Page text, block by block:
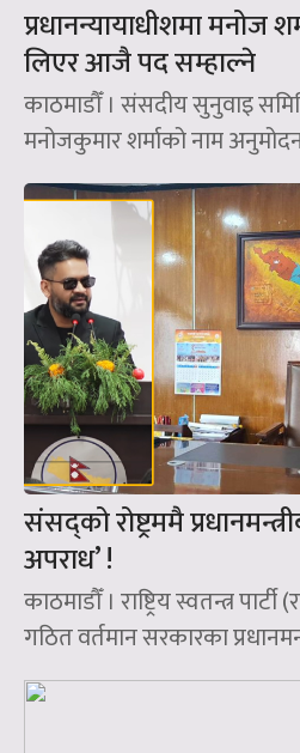
प्रधानन्यायाधीशमा मनोज
लिएर आजै पद सम्हाल्ने
काठमाडौँ । संसदीय सुनुवाइ
मनोजकुमार शर्माको नाम
संसद्‌को रोष्ट्रममै
अपराध’ !
काठमाडौँ । राष्ट्रिय स्वतन्त्र
गठित वर्तमान सरकारका